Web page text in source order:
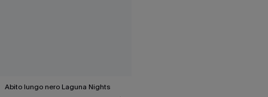
Abito lungo nero Laguna Nights